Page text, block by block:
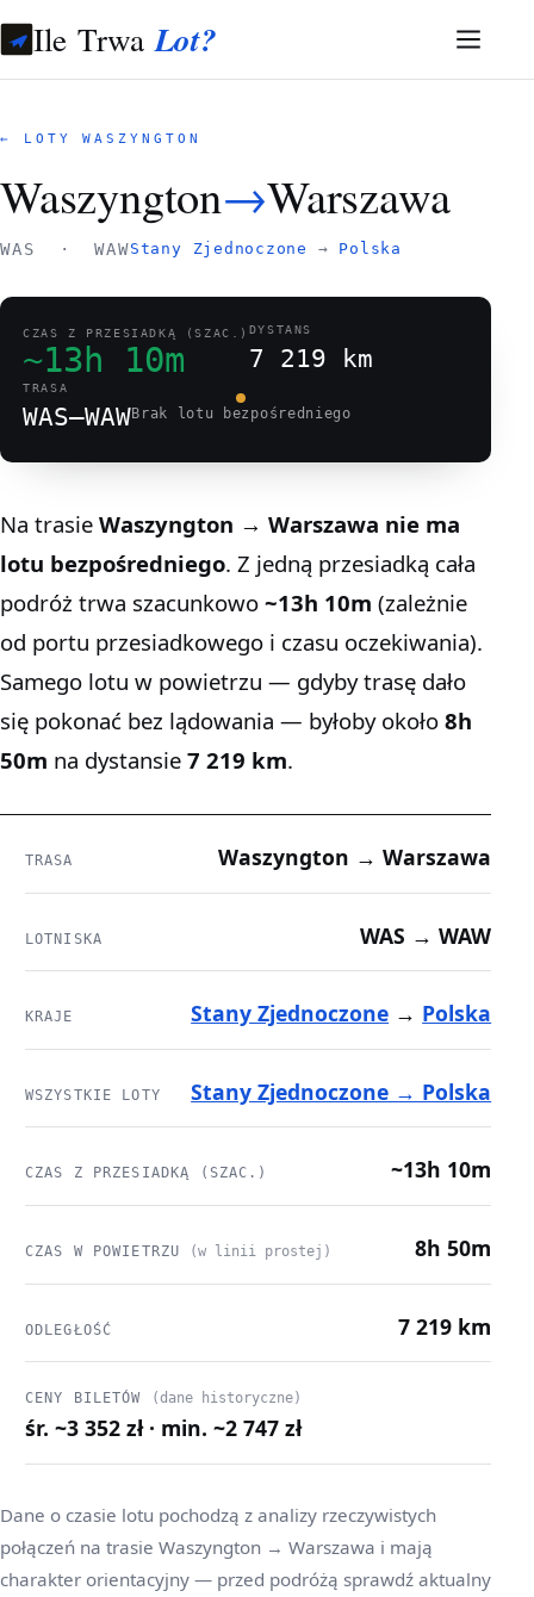
Ile TrwaLot?
← LOTY WASZYNGTON
Waszyngton→Warszawa
WAS · WAWStany Zjednoczone → Polska
CZAS Z PRZESIADKĄ (SZAC.)
~13h 10m
DYSTANS
7 219 km
TRASA
WAS–WAWBrak lotu bezpośredniego
Na trasie Waszyngton → Warszawa nie ma
lotu bezpośredniego. Z jedną przesiadką cała
podróż trwa szacunkowo ~13h 10m (zależnie
od portu przesiadkowego i czasu oczekiwania).
Samego lotu w powietrzu — gdyby trasę dało
się pokonać bez lądowania — byłoby około 8h
50m na dystansie 7 219 km.
TRASA Waszyngton → Warszawa
LOTNISKA WAS → WAW
KRAJE Stany Zjednoczone → Polska
WSZYSTKIE LOTY Stany Zjednoczone → Polska
CZAS Z PRZESIADKĄ (SZAC.) ~13h 10m
CZAS W POWIETRZU (w linii prostej) 8h 50m
ODLEGŁOŚĆ 7 219 km
CENY BILETÓW (dane historyczne)
śr. ~3 352 zł · min. ~2 747 zł
Dane o czasie lotu pochodzą z analizy rzeczywistych
połączeń na trasie Waszyngton → Warszawa i mają
charakter orientacyjny — przed podróżą sprawdź aktualny